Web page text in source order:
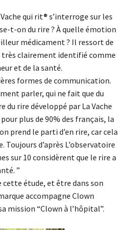
qui rit® ​s’interroge sur les
t-on du rire ? À quelle émotion
médicament ? Il ressort de
très clairement identifié comme
et de la santé.
formes de communication.
parler, qui ne fait que du
du rire développé par La Vache
plus de 90% des français, la
prend le parti d’en rire, car cela
Toujours d’après ​L’observatoire
sur 10 considèrent que le rire a
”
cette étude, et être dans son
accompagne ​Clown
mission “Clown à l’hôpital”.